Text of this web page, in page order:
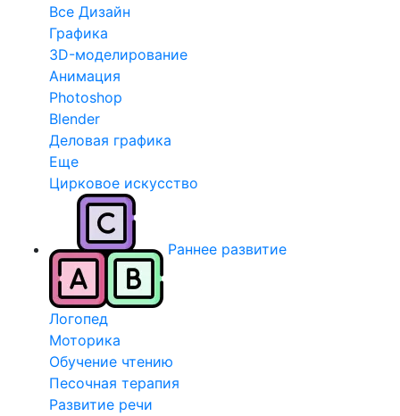
Все Дизайн
Графика
3D-моделирование
Анимация
Photoshop
Blender
Деловая графика
Еще
Цирковое искусство
Раннее развитие
Логопед
Моторика
Обучение чтению
Песочная терапия
Развитие речи